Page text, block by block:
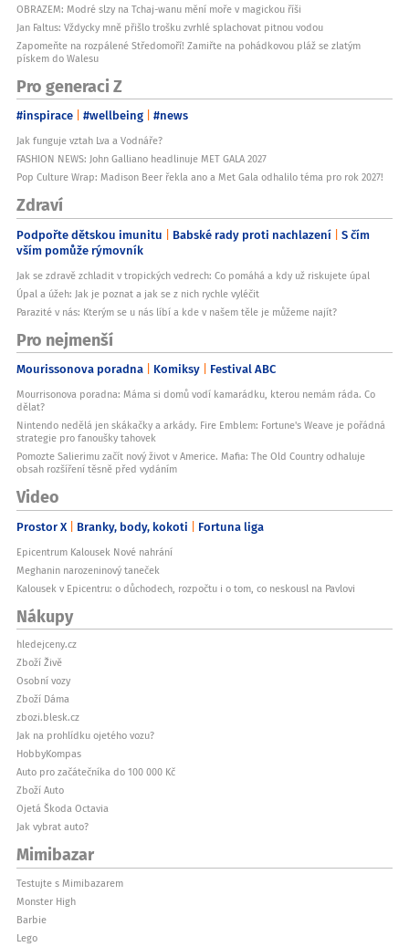
OBRAZEM: Modré slzy na Tchaj-wanu mění moře v magickou říši
Jan Faltus: Vždycky mně přišlo trošku zvrhlé splachovat pitnou vodou
Zapomeňte na rozpálené Středomoří! Zamiřte na pohádkovou pláž se zlatým
pískem do Walesu
Pro generaci Z
#inspirace #wellbeing #news
Jak funguje vztah Lva a Vodnáře?
FASHION NEWS: John Galliano headlinuje MET GALA 2027
Pop Culture Wrap: Madison Beer řekla ano a Met Gala odhalilo téma pro rok 2027!
Zdraví
Podpořte dětskou imunitu Babské rady proti nachlazení S čím
vším pomůže rýmovník
Jak se zdravě zchladit v tropických vedrech: Co pomáhá a kdy už riskujete úpal
Úpal a úžeh: Jak je poznat a jak se z nich rychle vyléčit
Parazité v nás: Kterým se u nás líbí a kde v našem těle je můžeme najít?
Pro nejmenší
Mourissonova poradna Komiksy Festival ABC
Mourrisonova poradna: Máma si domů vodí kamarádku, kterou nemám ráda. Co
dělat?
Nintendo nedělá jen skákačky a arkády. Fire Emblem: Fortune's Weave je pořádná
strategie pro fanoušky tahovek
Pomozte Salierimu začít nový život v Americe. Mafia: The Old Country odhaluje
obsah rozšíření těsně před vydáním
Video
Prostor X Branky, body, kokoti Fortuna liga
Epicentrum Kalousek Nové nahrání
Meghanin narozeninový taneček
Kalousek v Epicentru: o důchodech, rozpočtu i o tom, co neskousl na Pavlovi
Nákupy
hledejceny.cz
Zboží Živě
Osobní vozy
Zboží Dáma
zbozi.blesk.cz
Jak na prohlídku ojetého vozu?
HobbyKompas
Auto pro začátečníka do 100 000 Kč
Zboží Auto
Ojetá Škoda Octavia
Jak vybrat auto?
Mimibazar
Testujte s Mimibazarem
Monster High
Barbie
Lego